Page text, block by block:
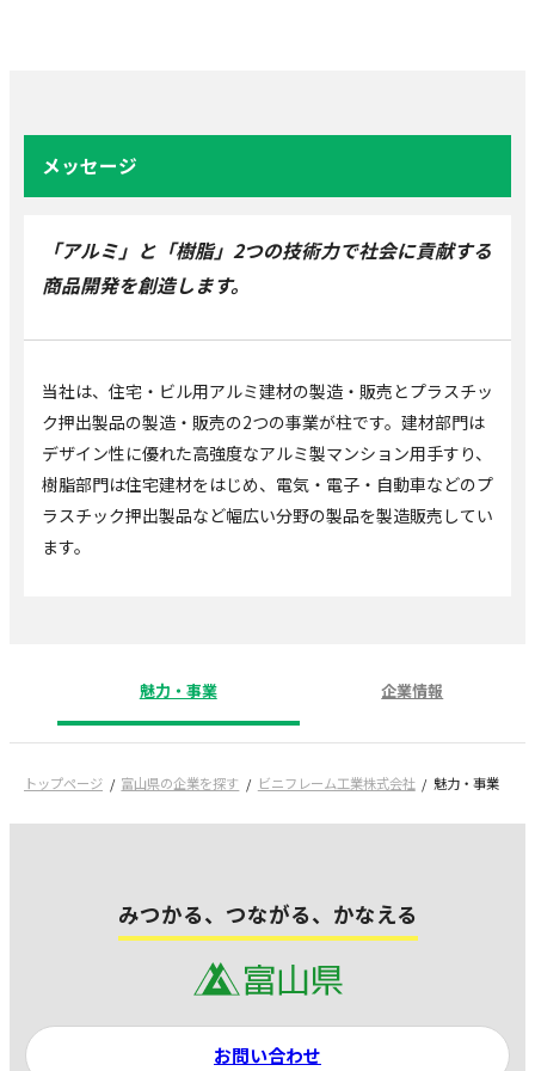
メッセージ
「アルミ」と「樹脂」2つの技術力で社会に貢献する
商品開発を創造します。
当社は、住宅・ビル用アルミ建材の製造・販売とプラスチッ
ク押出製品の製造・販売の2つの事業が柱です。建材部門は
デザイン性に優れた高強度なアルミ製マンション用手すり、
樹脂部門は住宅建材をはじめ、電気・電子・自動車などのプ
ラスチック押出製品など幅広い分野の製品を製造販売してい
ます。
魅力・事業 企業情報
トップページ 富山県の企業を探す ビニフレーム工業株式会社 魅力・事業
みつかる、つながる、かなえる
お問い合わせ